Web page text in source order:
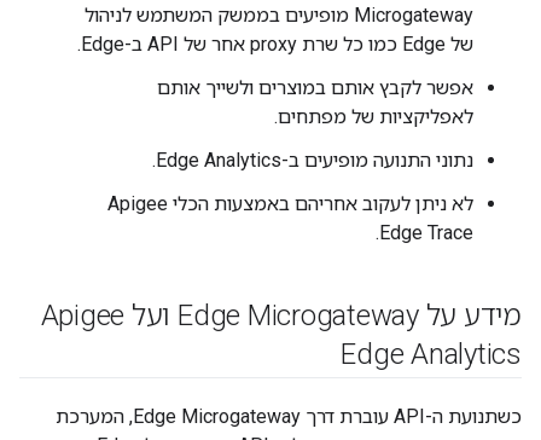
Microgateway מופיעים בממשק המשתמש לניהול
של Edge כמו כל שרת proxy אחר של API ב-Edge.
אפשר לקבץ אותם במוצרים ולשייך אותם
לאפליקציות של מפתחים.
נתוני התנועה מופיעים ב-Edge Analytics.
לא ניתן לעקוב אחריהם באמצעות הכלי Apigee
Edge Trace.
מידע על Edge Microgateway ועל Apigee
Edge Analytics
כשתנועת ה-API עוברת דרך Edge Microgateway, המערכת